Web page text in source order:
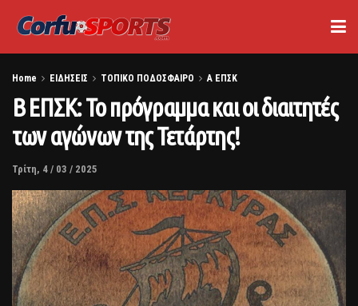
Home ΕΙΔΗΣΕΙΣ ΤΟΠΙΚΟ ΠΟΔΟΣΦΑΙΡΟ Α ΕΠΣΚ
Β ΕΠΣΚ: Το πρόγραμμα και οι διαιτητές
των αγώνων της Τετάρτης!
Τρίτη, 4 / 03 / 2025